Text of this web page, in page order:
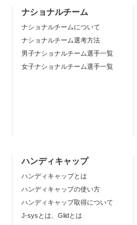
ナショナルチーム
ナショナルチームについて
ナショナルチーム選考方法
男子ナショナルチーム選手一覧
女子ナショナルチーム選手一覧
ハンディキャップ
ハンディキャップとは
ハンディキャップの使い方
ハンディキャップ取得について
J-sysとは、Glidとは